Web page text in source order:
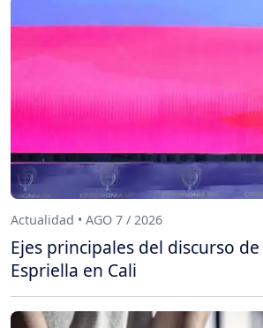
Actualidad • AGO 7 / 2026
Ejes principales del discurso
Espriella en Cali